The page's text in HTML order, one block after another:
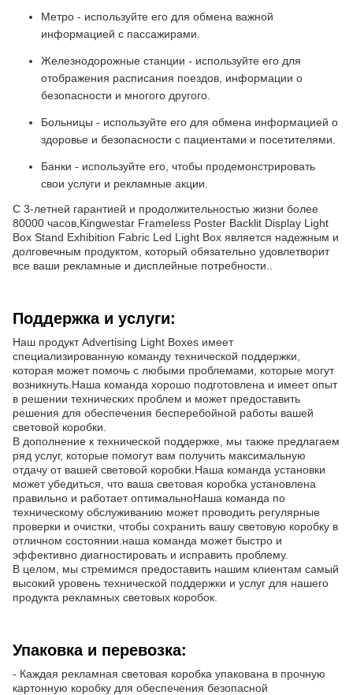
Метро - используйте его для обмена важной
информацией с пассажирами.
Железнодорожные станции - используйте его для
отображения расписания поездов, информации о
безопасности и многого другого.
Больницы - используйте его для обмена информацией о
здоровье и безопасности с пациентами и посетителями.
Банки - используйте его, чтобы продемонстрировать
свои услуги и рекламные акции.
С 3-летней гарантией и продолжительностью жизни более
80000 часов,Kingwestar Frameless Poster Backlit Display Light
Box Stand Exhibition Fabric Led Light Box является надежным и
долговечным продуктом, который обязательно удовлетворит
все ваши рекламные и дисплейные потребности..
Поддержка и услуги:
Наш продукт Advertising Light Boxes имеет
специализированную команду технической поддержки,
которая может помочь с любыми проблемами, которые могут
возникнуть.Наша команда хорошо подготовлена и имеет опыт
в решении технических проблем и может предоставить
решения для обеспечения бесперебойной работы вашей
световой коробки.
В дополнение к технической поддержке, мы также предлагаем
ряд услуг, которые помогут вам получить максимальную
отдачу от вашей световой коробки.Наша команда установки
может убедиться, что ваша световая коробка установлена
правильно и работает оптимальноНаша команда по
техническому обслуживанию может проводить регулярные
проверки и очистки, чтобы сохранить вашу световую коробку в
отличном состоянии.наша команда может быстро и
эффективно диагностировать и исправить проблему.
В целом, мы стремимся предоставить нашим клиентам самый
высокий уровень технической поддержки и услуг для нашего
продукта рекламных световых коробок.
Упаковка и перевозка:
- Каждая рекламная световая коробка упакована в прочную
картонную коробку для обеспечения безопасной